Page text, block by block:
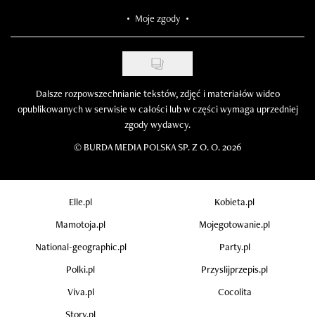
Moje zgody
Dalsze rozpowszechnianie tekstów, zdjęć i materiałów wideo
opublikowanych w serwisie w całości lub w części wymaga uprzedniej
zgody wydawcy.
© BURDA MEDIA POLSKA SP. Z O. O. 2026
Elle.pl
Kobieta.pl
Mamotoja.pl
Mojegotowanie.pl
National-geographic.pl
Party.pl
Polki.pl
Przyslijprzepis.pl
Viva.pl
Cocolita
Story.pl